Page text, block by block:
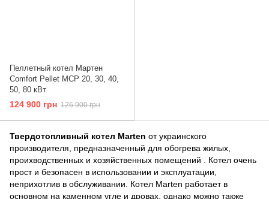
Пеллетный котел Мартен
Comfort Pellet MCP 20, 30, 40,
50, 80 кВт
124 900 грн 126 900 грн
Твердотопливный котел Marten от украинского
производителя, предназначенный для обогрева жилых,
проихводственных и хозяйственных помещений . Котел очень
прост и безопасен в использовании и эксплуатации,
неприхотлив в обслуживании. Котел Marten работает в
основном на каменном угле и дровах, однако можно также